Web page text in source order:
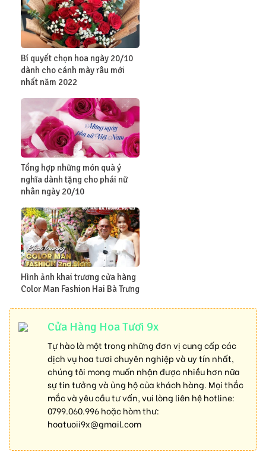
Bí quyết chọn hoa ngày 20/10
dành cho cánh mày râu mới
nhất năm 2022
Tổng hợp những món quà ý
nghĩa dành tặng cho phái nữ
nhân ngày 20/10
Hình ảnh khai trương cửa hàng
Color Man Fashion Hai Bà Trưng
Cửa Hàng Hoa Tươi 9x
Tự hào là một trong những đơn vị cung cấp các
dịch vụ hoa tươi chuyên nghiệp và uy tín nhất,
chúng tôi mong muốn nhận được nhiều hơn nữa
sự tin tưởng và ủng hộ của khách hàng. Mọi thắc
mắc và yêu cầu tư vấn, vui lòng liên hệ hotline:
0799.060.996hoặc hòm thư:
hoatuoii9x@gmail.com